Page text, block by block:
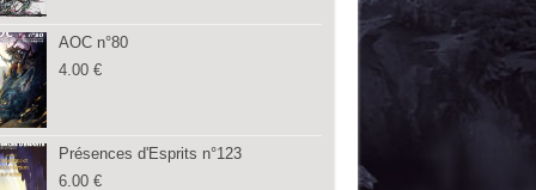
AOC n°80
4.00 €
Présences d'Esprits n°123
6.00 €